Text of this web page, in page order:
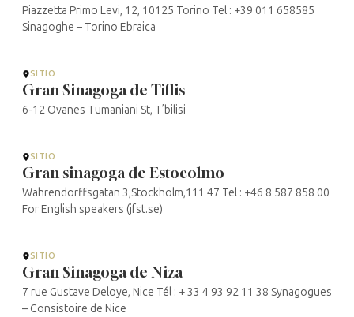
Piazzetta Primo Levi, 12, 10125 Torino Tel : +39 011 658585
Sinagoghe – Torino Ebraica
SITIO
Gran Sinagoga de Tiflis
6-12 Ovanes Tumaniani St, T’bilisi
SITIO
Gran sinagoga de Estocolmo
Wahrendorffsgatan 3,Stockholm,111 47 Tel : +46 8 587 858 00
For English speakers (jfst.se)
SITIO
Gran Sinagoga de Niza
7 rue Gustave Deloye, Nice Tél : + 33 4 93 92 11 38 Synagogues
– Consistoire de Nice